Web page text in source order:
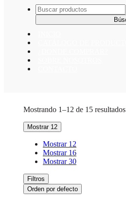
Buscar:
Mostrando 1–12 de 15 resultados
Mostrar 12
Mostrar 12
Mostrar 16
Mostrar 30
Filtros
Orden por defecto